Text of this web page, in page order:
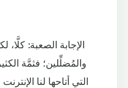
الإجابة الصعبة:
والمُضلِّلين؛ فثمَّة
التي أتاحها لنا